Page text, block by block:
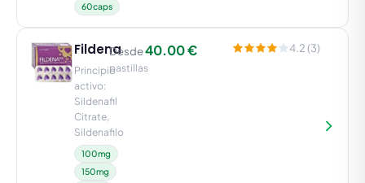
60caps
Fildena
Principio
activo:
Sildenafil
Citrate,
Sildenafilo
100mg
150mg
Desde40.00 €
pastillas
4.2 (3)